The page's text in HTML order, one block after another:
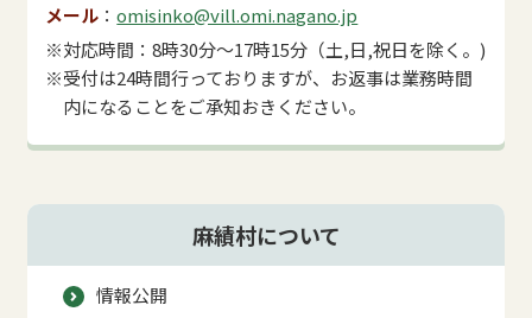
メール
omisinko@vill.omi.nagano.jp
※対応時間：8時30分～17時15分（土,日,祝日を除く。)
※受付は24時間行っておりますが、お返事は業務時間
内になることをご承知おきください。
麻績村について
情報公開